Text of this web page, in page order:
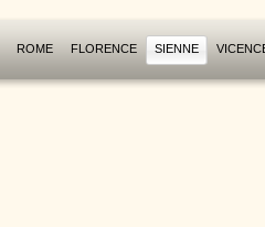
ROME FLORENCE SIENNE